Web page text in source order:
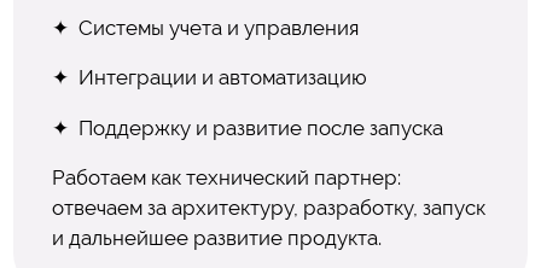
Системы учета и управления
Интеграции и автоматизацию
Поддержку и развитие после запуска
Работаем как технический партнер:
отвечаем за архитектуру, разработку, запуск
и дальнейшее развитие продукта.